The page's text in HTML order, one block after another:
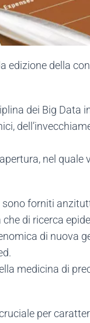
edizione della
dei Big Data
nel quale
sono forniti
di ricerca
di nuova
medicina di
per